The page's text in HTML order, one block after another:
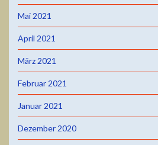
Mai 2021
April 2021
März 2021
Februar 2021
Januar 2021
Dezember 2020